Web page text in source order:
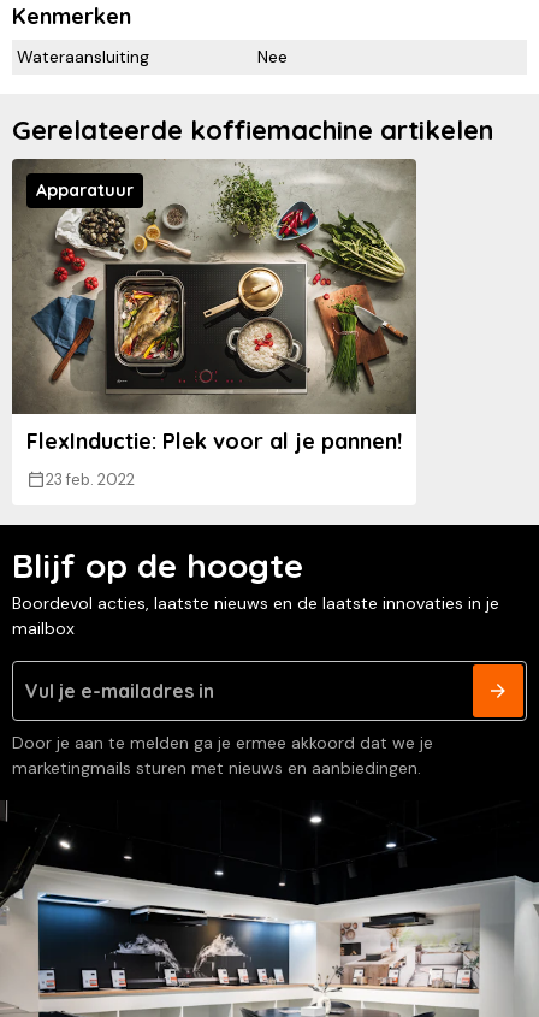
Kenmerken
Wateraansluiting Nee
Gerelateerde koffiemachine artikelen
Apparatuur
FlexInductie: Plek voor al je pannen!
23 feb. 2022
Blijf op de hoogte
Boordevol acties, laatste nieuws en de laatste innovaties in je
mailbox
Door je aan te melden ga je ermee akkoord dat we je
marketingmails sturen met nieuws en aanbiedingen.